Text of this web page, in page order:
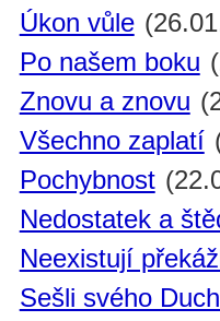
Úkon vůle
Po našem boku
Znovu a znovu
Všechno zaplatí
Pochybnost
Nedostatek a
Neexistují
Sešli svého